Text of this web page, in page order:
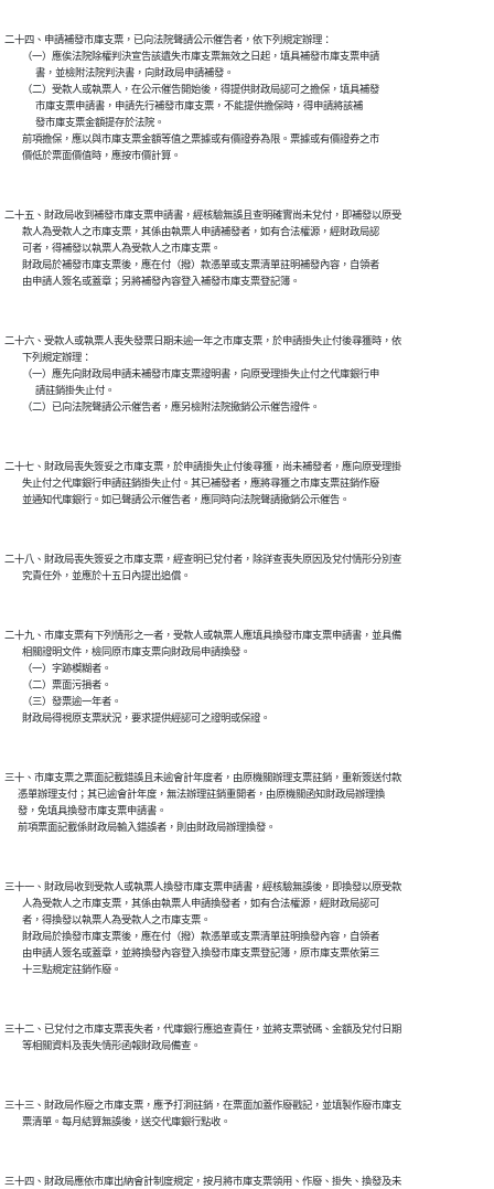
二十四、申請補發市庫支票，已向法院聲請公示催告者，依下列規定辦理：
        （一）應俟法院除權判決宣告該遺失市庫支票無效之日起，填具補發市庫支票申請
              書，並檢附法院判決書，向財政局申請補發。
        （二）受款人或執票人，在公示催告開始後，得提供財政局認可之擔保，填具補發
              市庫支票申請書，申請先行補發市庫支票，不能提供擔保時，得申請將該補
              發市庫支票金額提存於法院。
        前項擔保，應以與市庫支票金額等值之票據或有價證券為限。票據或有價證券之市
二十五、財政局收到補發市庫支票申請書，經核驗無誤且查明確實尚未兌付，即補發以原受
        款人為受款人之市庫支票，其係由執票人申請補發者，如有合法權源，經財政局認
        可者，得補發以執票人為受款人之市庫支票。
        財政局於補發市庫支票後，應在付（撥）款憑單或支票清單註明補發內容，自領者
二十六、受款人或執票人喪失發票日期未逾一年之市庫支票，於申請掛失止付後尋獲時，依
        下列規定辦理：
        （一）應先向財政局申請未補發市庫支票證明書，向原受理掛失止付之代庫銀行申
              請註銷掛失止付。
二十七、財政局喪失簽妥之市庫支票，於申請掛失止付後尋獲，尚未補發者，應向原受理掛
        失止付之代庫銀行申請註銷掛失止付。其已補發者，應將尋獲之市庫支票註銷作廢
二十八、財政局喪失簽妥之市庫支票，經查明已兌付者，除詳查喪失原因及兌付情形分別查
二十九、市庫支票有下列情形之一者，受款人或執票人應填具換發市庫支票申請書，並具備
        相關證明文件，檢同原市庫支票向財政局申請換發。
        （一）字跡模糊者。
        （二）票面污損者。
        （三）發票逾一年者。
三十、市庫支票之票面記載錯誤且未逾會計年度者，由原機關辦理支票註銷，重新簽送付款
      憑單辦理支付；其已逾會計年度，無法辦理註銷重開者，由原機關函知財政局辦理換
      發，免填具換發市庫支票申請書。
三十一、財政局收到受款人或執票人換發市庫支票申請書，經核驗無誤後，即換發以原受款
        人為受款人之市庫支票，其係由執票人申請換發者，如有合法權源，經財政局認可
        者，得換發以執票人為受款人之市庫支票。
        財政局於換發市庫支票後，應在付（撥）款憑單或支票清單註明換發內容，自領者
        由申請人簽名或蓋章，並將換發內容登入換發市庫支票登記簿，原市庫支票依第三
三十二、已兌付之市庫支票喪失者，代庫銀行應追查責任，並將支票號碼、金額及兌付日期
三十三、財政局作廢之市庫支票，應予打洞註銷，在票面加蓋作廢戳記，並填製作廢市庫支
三十四、財政局應依市庫出納會計制度規定，按月將市庫支票領用、作廢、掛失、換發及未